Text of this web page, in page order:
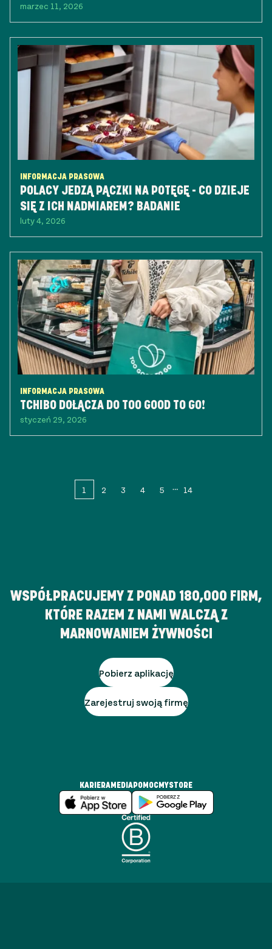
marzec 11, 2026
INFORMACJA PRASOWA
POLACY JEDZĄ PĄCZKI NA POTĘGĘ - CO DZIEJE
SIĘ Z ICH NADMIAREM? BADANIE
luty 4, 2026
INFORMACJA PRASOWA
TCHIBO DOŁĄCZA DO TOO GOOD TO GO!
styczeń 29, 2026
1 2 3 4 5 14
WSPÓŁPRACUJEMY Z PONAD 180,000 FIRM,
KTÓRE RAZEM Z NAMI WALCZĄ Z
MARNOWANIEM ŻYWNOŚCI
Pobierz aplikację
Zarejestruj swoją firmę
KARIERA MEDIA POMOC MYSTORE